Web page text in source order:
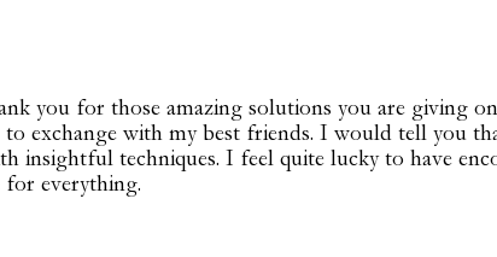
you for those amazing solutions you are giving
exchange with my best friends. I would tell you
insightful techniques. I feel quite lucky to have
for everything.